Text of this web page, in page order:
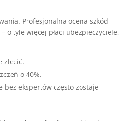
Profesjonalna ocena szkód
– o tyle więcej płaci ubezpieczyciele,
zlecić.
o 40%.
bez ekspertów często zostaje